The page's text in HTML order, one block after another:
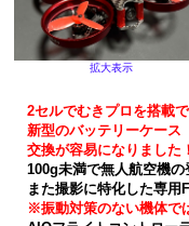
拡大表示
2セルでむきプロを搭載
新型のバッテリーケース
交換が容易になりました！
100g未満で無人航空機の
また撮影に特化した専用
※振動対策のない機体で